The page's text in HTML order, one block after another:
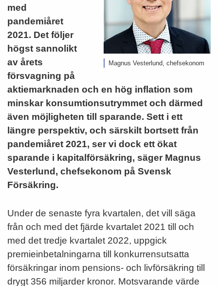
Magnus Vesterlund, chefsekonom
med
pandemiåret
2021. Det följer
högst sannolikt
av årets
försvagning på
aktiemarknaden och en hög inflation som
minskar konsumtionsutrymmet och därmed
även möjligheten till sparande. Sett i ett
längre perspektiv, och särskilt bortsett från
pandemiåret 2021, ser vi dock ett ökat
sparande i kapitalförsäkring, säger Magnus
Vesterlund, chefsekonom på Svensk
Försäkring.
Under de senaste fyra kvartalen, det vill säga
från och med det fjärde kvartalet 2021 till och
med det tredje kvartalet 2022, uppgick
premieinbetalningarna till konkurrensutsatta
försäkringar inom pensions- och livförsäkring till
drygt 356 miljarder kronor. Motsvarande värde